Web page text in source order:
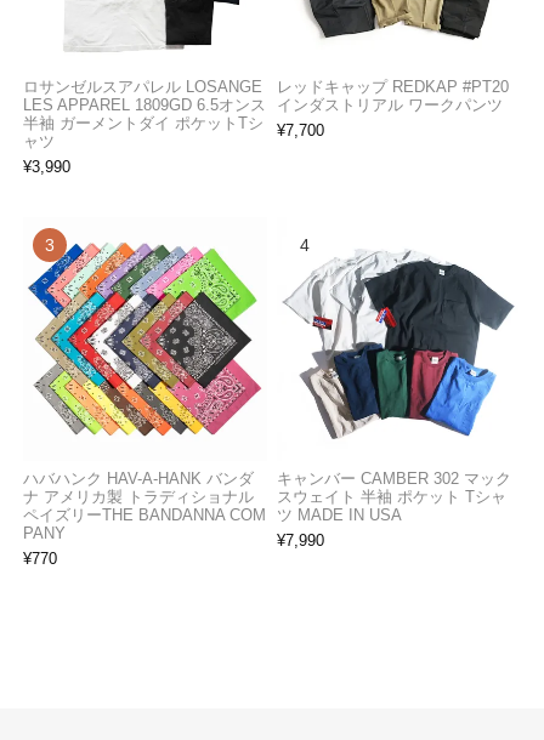
ロサンゼルスアパレル LOSANGE
LES APPAREL 1809GD 6.5オンス
半袖 ガーメントダイ ポケットTシ
ャツ
¥3,990
レッドキャップ REDKAP #PT20
インダストリアル ワークパンツ
¥7,700
ハバハンク HAV-A-HANK バンダ
ナ アメリカ製 トラディショナル
ペイズリーTHE BANDANNA COM
PANY
¥770
キャンバー CAMBER 302 マック
スウェイト 半袖 ポケット Tシャ
ツ MADE IN USA
¥7,990